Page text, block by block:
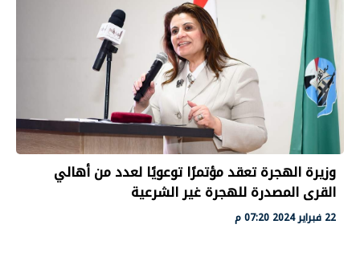
وزيرة الهجرة تعقد مؤتمرًا توعويًا لعدد من أهالي
القرى المصدرة للهجرة غير الشرعية
22 فبراير 2024 07:20 م